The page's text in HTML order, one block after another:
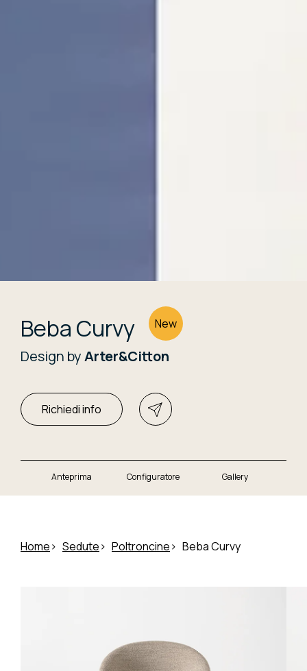
Beba Curvy New
Design byArter&Citton
Richiedi info
Anteprima Configuratore Gallery
Home Sedute Poltroncine Beba Curvy